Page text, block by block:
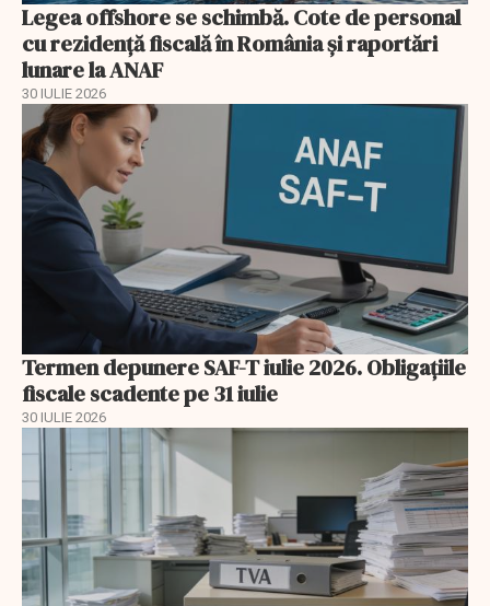
Legea offshore se schimbă. Cote de personal
cu rezidență fiscală în România și raportări
lunare la ANAF
30 IULIE 2026
Termen depunere SAF-T iulie 2026. Obligațiile
fiscale scadente pe 31 iulie
30 IULIE 2026